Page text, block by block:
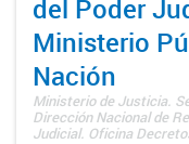
del Poder
Ministerio
Nación
Ministerio de Justicia.
Dirección Nacional de
Judicial. Oficina